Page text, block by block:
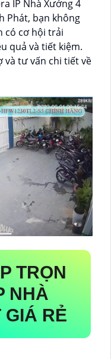
IP Nhà Xưởng 4
Phát, bạn không
có cơ hội trải
quả và tiết kiệm.
và tư vấn chi tiết về
TRỌN
NHÀ
GIÁ RẺ